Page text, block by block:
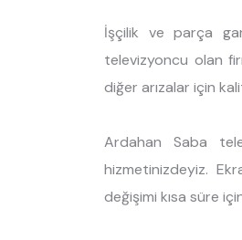
İşçilik ve parça
televizyoncu olan
diğer arızalar için
Ardahan Saba
hizmetinizdeyiz.
değişimi kısa süre